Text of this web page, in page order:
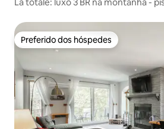
Preferido dos hóspedes
Preferido dos hóspedes